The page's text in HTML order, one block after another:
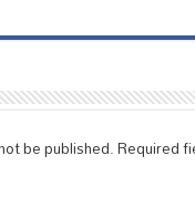
be published.Required